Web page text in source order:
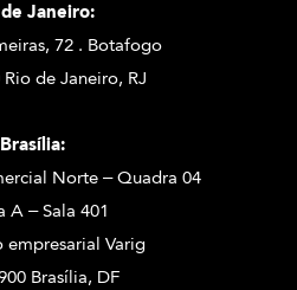
de Janeiro:
72 . Botafogo
de Janeiro, RJ
Brasília:
Norte – Quadra 04
A – Sala 401
empresarial Varig
Brasília, DF